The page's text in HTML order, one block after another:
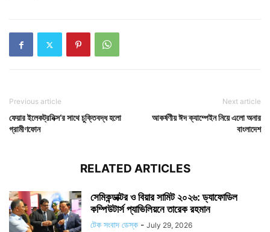
Previous article
ফেয়ার ইলেকট্রনিক্স‘র সাথে চুক্তিবদ্ধ হলো
গ্রামীণফোন
Next article
আকর্ষণীয় ঈদ ক্যাম্পেইন নিয়ে এলো অনার
বাংলাদেশ
RELATED ARTICLES
সেমিকন্ডাক্টর ও বিয়ার সামিট ২০২৬: ড্যাফোডিল
কম্পিউটার্স প্যাভিলিয়নে তারেক রহমান
টেক সংবাদ ডেস্ক - July 29, 2026